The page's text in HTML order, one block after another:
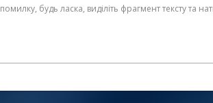
будь ласка, виділіть фрагмент тексту та